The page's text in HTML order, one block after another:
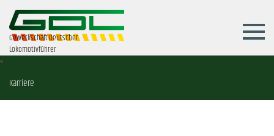
Gewerkschaft Deutscher
Lokomotivführer
Karriere